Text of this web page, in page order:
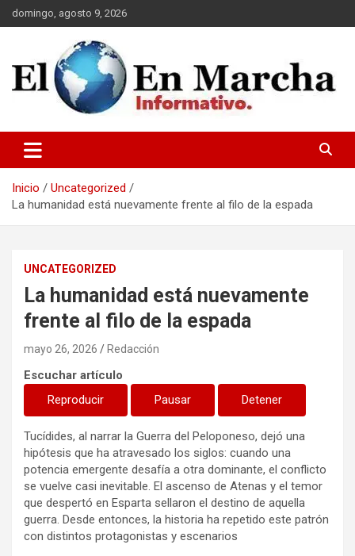
Saltar
al
domingo, agosto 9, 2026
elmundoenmarcha.net
Inicio
Uncategorized
La humanidad está nuevamente frente al filo de la espada
UNCATEGORIZED
La humanidad está nuevamente
frente al filo de la espada
mayo 26, 2026 Redacción
Escuchar artículo
Reproducir
Pausar Detener
Tucídides, al narrar la Guerra del Peloponeso, dejó una
hipótesis que ha atravesado los siglos: cuando una
potencia emergente desafía a otra dominante, el conflicto
se vuelve casi inevitable. El ascenso de Atenas y el temor
que despertó en Esparta sellaron el destino de aquella
guerra. Desde entonces, la historia ha repetido este patrón
con distintos protagonistas y escenarios